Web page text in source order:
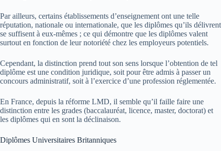
Par ailleurs, certains établissements d’enseignement ont une telle
réputation, nationale ou internationale, que les diplômes qu’ils délivrent
se suffisent à eux-mêmes ; ce qui démontre que les diplômes valent
surtout en fonction de leur notoriété chez les employeurs potentiels.
Cependant, la distinction prend tout son sens lorsque l’obtention de tel
diplôme est une condition juridique, soit pour être admis à passer un
concours administratif, soit à l’exercice d’une profession réglementée.
En France, depuis la réforme LMD, il semble qu’il faille faire une
distinction entre les grades (baccalauréat, licence, master, doctorat) et
les diplômes qui en sont la déclinaison.
Diplômes Universitaires Britanniques